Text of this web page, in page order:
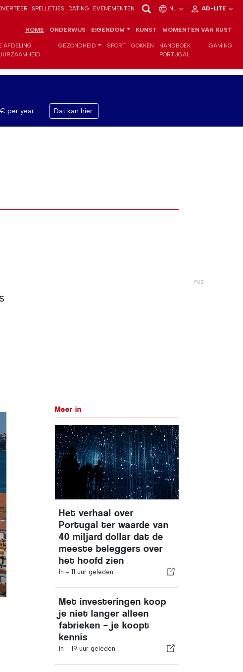
SPELLETJES DATING EVENEMENTEN NL AD-LITE
HOME ONDERWIJS EIGENDOM KUNST MOMENTEN VAN RUST
AFDELING
GEZONDHEID SPORT GOKKEN
HANDBOEK
PORTUGAL
IGAMING
per year. Dat kan hier.
Meer in
Het verhaal over
Portugal ter waarde van
40 miljard dollar dat de
meeste beleggers over
het hoofd zien
In - 11 uur geleden
Met investeringen koop
je niet langer alleen
fabrieken – je koopt
kennis
In - 19 uur geleden